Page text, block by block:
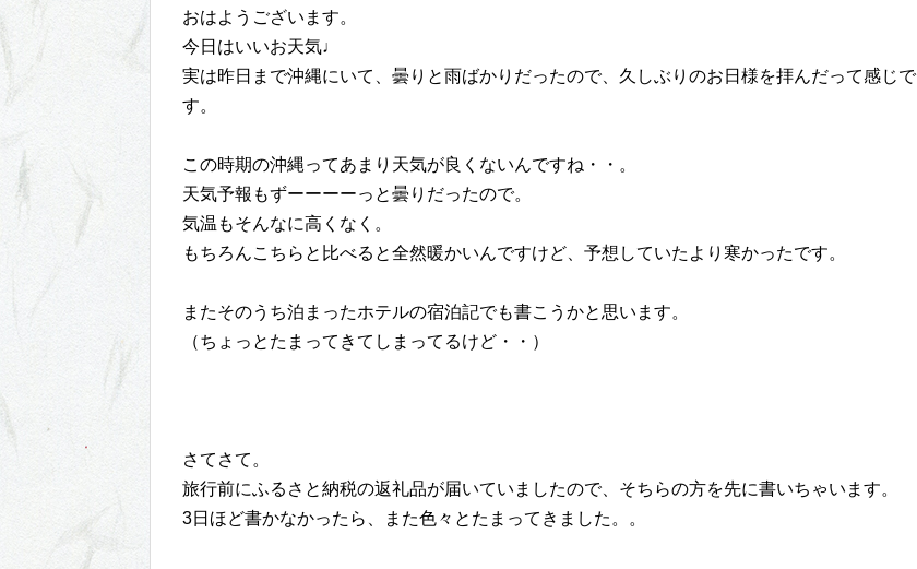
おはようございます。
今日はいいお天気♩
実は昨日まで沖縄にいて、曇りと雨ばかりだったので、久しぶりのお日様を拝んだって感じで
す。
この時期の沖縄ってあまり天気が良くないんですね・・。
天気予報もずーーーーっと曇りだったので。
気温もそんなに高くなく。
もちろんこちらと比べると全然暖かいんですけど、予想していたより寒かったです。
またそのうち泊まったホテルの宿泊記でも書こうかと思います。
（ちょっとたまってきてしまってるけど・・）
さてさて。
旅行前にふるさと納税の返礼品が届いていましたので、そちらの方を先に書いちゃいます。
3日ほど書かなかったら、また色々とたまってきました。。